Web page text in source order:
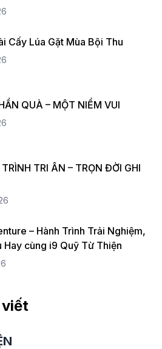
Cấy Lúa Gặt Mùa Bội Thu
QUÀ – MỘT NIỀM VUI
TRI ÂN – TRỌN ĐỜI GHI
– Hành Trình Trải Nghiệm,
Hay cùng i9 Quỹ Từ Thiện
viết